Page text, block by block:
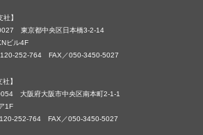
社】
東京都中央区日本橋3-2-14
ビル4F
252-764 FAX／050-3450-5027
社】
大阪府大阪市中央区南本町2-1-1
1F
252-764 FAX／050-3450-5027